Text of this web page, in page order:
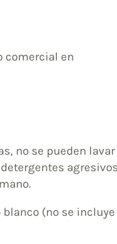
comercial en
no se pueden lavar
(no se incluye